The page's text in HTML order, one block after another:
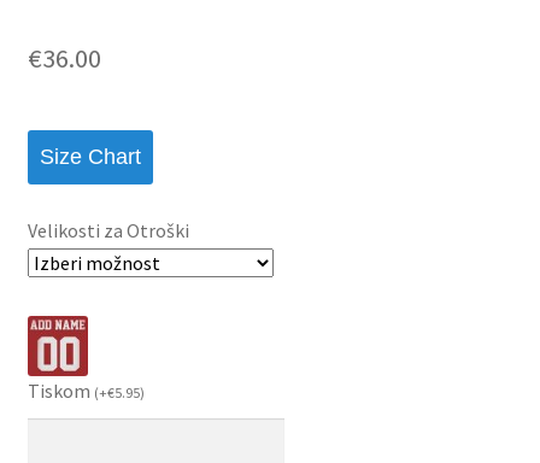
€36.00
Size Chart
Velikosti za Otroški
Tiskom (+€5.95)